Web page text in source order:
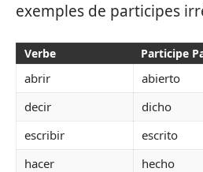
exemples de participes
Verbe Participe
abrir
abierto
decir
dicho
escribir
escrito
hacer
hecho